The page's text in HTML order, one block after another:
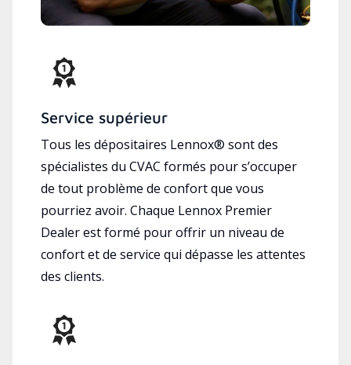
Service supérieur
Tous les dépositaires Lennox® sont des
spécialistes du CVAC formés pour s’occuper
de tout problème de confort que vous
pourriez avoir. Chaque Lennox Premier
Dealer est formé pour offrir un niveau de
confort et de service qui dépasse les attentes
des clients.